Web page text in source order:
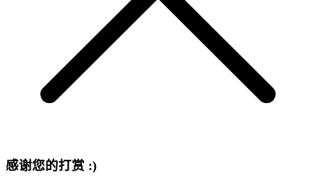
感谢您的打赏 :)